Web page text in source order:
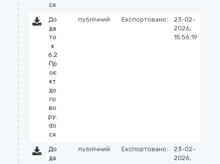
cx
До
да
то
к
6.2
Пр
оє
кт
до
го
во
ру.
do
cx
публічний Експортовано:
23-02-
2026,
15:56:19
До
да
публічний Експортовано:
23-02-
2026,